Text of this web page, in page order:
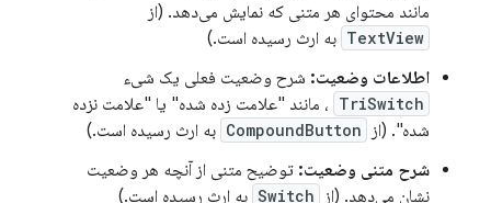
مانند محتوای هر متنی که نمایش می‌دهد. (از
TextView به ارث رسیده است.)
اطلاعات وضعیت: شرح وضعیت فعلی یک شیء
TriSwitch ، مانند "علامت زده شده" یا "علامت نزده
شده". (از
CompoundButton به ارث رسیده است.)
شرح متنی وضعیت: توضیح متنی از آنچه هر وضعیت
نشان می‌دهد. (از
Switch به ارث رسیده است.)